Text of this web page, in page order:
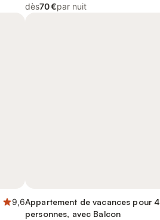
dès70 €par nuit
9,6Appartement de vacances pour 4
personnes, avec Balcon